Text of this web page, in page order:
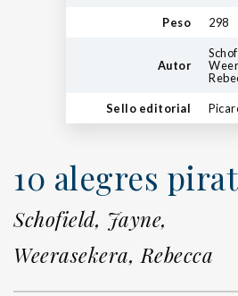
Peso 298
Autor
Sello editorial
10 alegres
Schofield, Jayne,
Weerasekera, Rebecca